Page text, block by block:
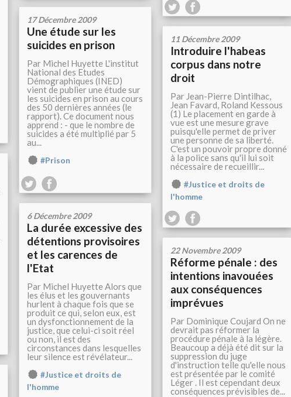
17 Décembre 2009
Une étude sur les
suicides en prison
Par Michel Huyette L'institut
National des Etudes
Démographiques (INED)
vient de publier une étude sur
les suicides en prison au cours
des 50 dernières années (le
rapport). Ce document nous
apprend : - que le nombre de
suicides a été multiplié par 5
au...
#Prison
11 Décembre 2009
Introduire l'habeas
corpus dans notre
droit
Par Jean-Pierre Dintilhac,
Jean Favard, Roland Kessous
(1) Le placement en garde à
vue est une mesure grave
puisqu'elle permet de priver
une personne de sa liberté.
C'est un pouvoir propre donné
à la police sans qu'il lui soit
nécessaire de recueillir...
#Justice et droits de
l'homme
6 Décembre 2009
La durée excessive des
détentions provisoires
et les carences de
l'Etat
Par Michel Huyette Alors que
les élus et les gouvernants
hurlent à chaque fois que se
produit ce qui, selon eux, est
un dysfonctionnement de la
justice, que celui-ci soit réel
ou non, il est des
circonstances dans lesquelles
leur silence est révélateur...
#Justice et droits de
l'homme
22 Novembre 2009
Réforme pénale : des
intentions inavouées
aux conséquences
imprévues
Par Dominique Coujard On ne
devrait pas réformer la
procédure pénale à la légère.
Beaucoup a déjà été dit sur la
suppression du juge
d'instruction telle qu'elle nous
est présentée par le comité
Léger . Il est cependant deux
conséquences prévisibles de...